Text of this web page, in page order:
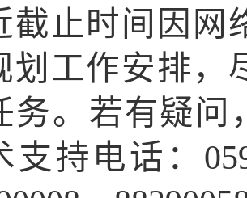
截止时间因网
划工作安排，
。 若有疑问
支持 电话：